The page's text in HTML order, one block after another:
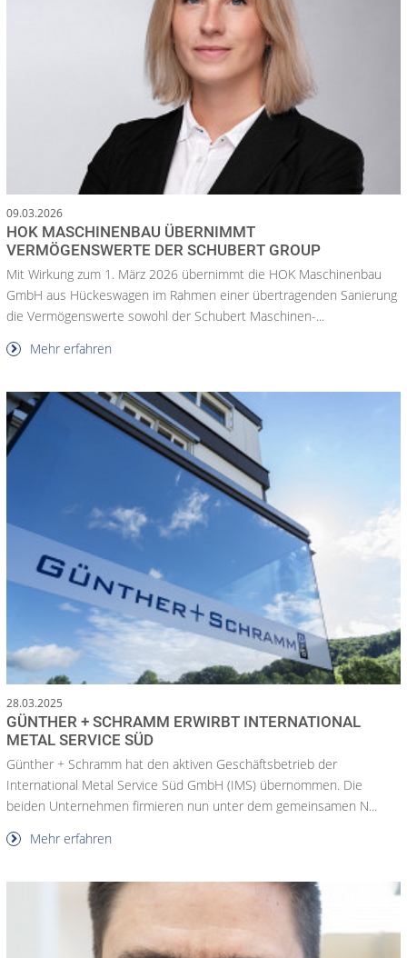
09.03.2026
HOK MASCHINENBAU ÜBERNIMMT
VERMÖGENSWERTE DER SCHUBERT GROUP
Mit Wirkung zum 1. März 2026 übernimmt die HOK Maschinenbau
GmbH aus Hückeswagen im Rahmen einer übertragenden Sanierung
die Vermögenswerte sowohl der Schubert Maschinen-...
Mehr erfahren
28.03.2025
GÜNTHER + SCHRAMM ERWIRBT INTERNATIONAL
METAL SERVICE SÜD
Günther + Schramm hat den aktiven Geschäftsbetrieb der
International Metal Service Süd GmbH (IMS) übernommen. Die
beiden Unternehmen firmieren nun unter dem gemeinsamen N...
Mehr erfahren